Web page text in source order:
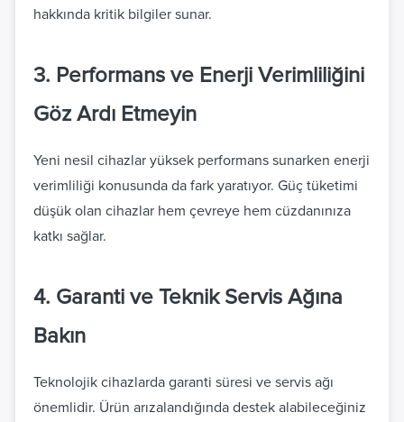
hakkında kritik bilgiler sunar.
3. Performans ve Enerji Verimliliğini
Göz Ardı Etmeyin
Yeni nesil cihazlar yüksek performans sunarken enerji
verimliliği konusunda da fark yaratıyor. Güç tüketimi
düşük olan cihazlar hem çevreye hem cüzdanınıza
katkı sağlar.
4. Garanti ve Teknik Servis Ağına
Bakın
Teknolojik cihazlarda garanti süresi ve servis ağı
önemlidir. Ürün arızalandığında destek alabileceğiniz